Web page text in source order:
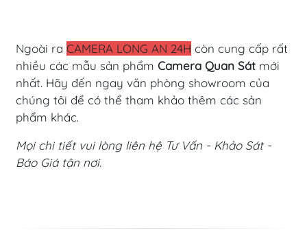
Ngoài ra CAMERA LONG AN 24H còn cung cấp rất
nhiều các mẫu sản phẩm Camera Quan Sát mới
nhất. Hãy đến ngay văn phòng showroom của
chúng tôi để có thể tham khảo thêm các sản
phẩm khác.
Mọi chi tiết vui lòng liên hệ Tư Vấn - Khảo Sát -
Báo Giá tận nơi.